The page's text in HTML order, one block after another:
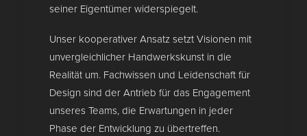
seiner Eigentümer widerspiegelt.
Unser kooperativer Ansatz setzt Visionen mit
unvergleichlicher Handwerkskunst in die
Realität um. Fachwissen und Leidenschaft für
Design sind der Antrieb für das Engagement
unseres Teams, die Erwartungen in jeder
Phase der Entwicklung zu übertreffen.